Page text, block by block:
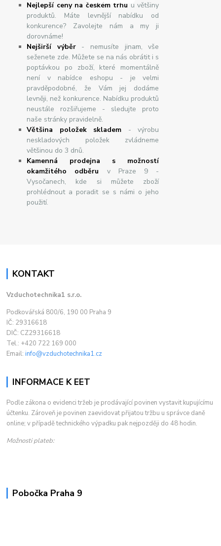
Nejlepší ceny na českém trhu u většiny
produktů. Máte levnější nabídku od
konkurence? Zavolejte nám a my ji
dorovnáme!
Nejširšívýběr- nemusíte jinam, vše
seženete zde. Můžete se na nás obrátit i s
poptávkou po zboží, které momentálně
není v nabídce eshopu - je velmi
pravděpodobné, že Vám jej dodáme
levněji, než konkurence. Nabídku produktů
neustále rozšiřujeme - sledujte proto
naše stránky pravidelně.
Většina položek skladem - výrobu
neskladových položek zvládneme
většinou do 3 dnů.
Kamenná prodejna s možností
okamžitého odběru v Praze 9 -
Vysočanech, kde si můžete zboží
prohlédnout a poradit se s námi o jeho
použití.
KONTAKT
Vzduchotechnika1 s.r.o.
Podkovářská 800/6, 190 00 Praha 9
IČ: 29316618
DIČ: CZ29316618
Tel.: +420 722 169 000
Email:info@vzduchotechnika1.cz
INFORMACE K EET
Podle zákona o evidenci tržeb je prodávající povinen vystavit kupujícímu
účtenku. Zároveň je povinen zaevidovat přijatou tržbu u správce daně
online; v případě technického výpadku pak nejpozději do 48 hodin.
Možnosti plateb:
Pobočka Praha 9